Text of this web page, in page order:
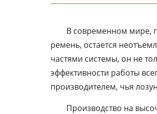
В современном мире,
ремень, остается
частями системы, он не
эффективности работы
производителем, чья
Производство на